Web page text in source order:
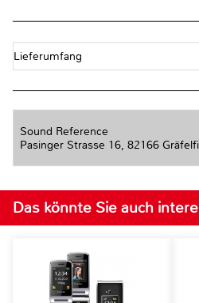
Lieferumfang
Sound Reference
Pasinger Strasse 16, 82166
Das könnte Sie auch